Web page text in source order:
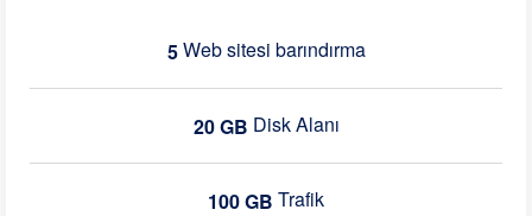
5Web sitesi barındırma
20 GB Disk Alanı
100 GB Trafik